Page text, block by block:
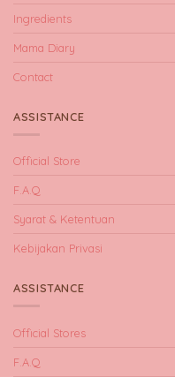
Ingredients
Mama Diary
Contact
ASSISTANCE
Official Store
F.A.Q
Syarat & Ketentuan
Kebijakan Privasi
ASSISTANCE
Official Stores
F.A.Q